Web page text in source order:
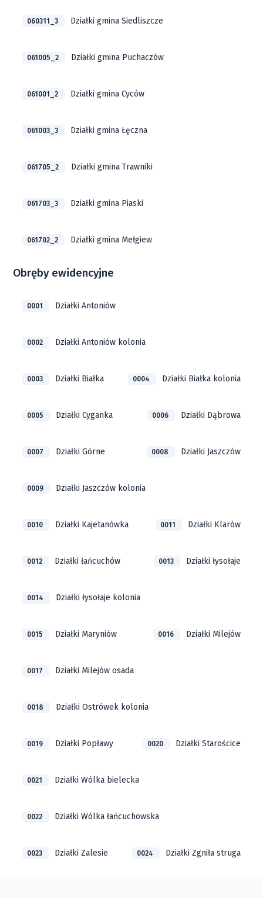
060311_3 Działki gmina Siedliszcze
061005_2 Działki gmina Puchaczów
061001_2 Działki gmina Cyców
061003_3 Działki gmina Łęczna
061705_2 Działki gmina Trawniki
061703_3 Działki gmina Piaski
061702_2 Działki gmina Mełgiew
Obręby ewidencyjne
0001 Działki Antoniów
0002 Działki Antoniów kolonia
0003 Działki Białka 0004 Działki Białka kolonia
0005 Działki Cyganka 0006 Działki Dąbrowa
0007 Działki Górne 0008 Działki Jaszczów
0009 Działki Jaszczów kolonia
0010 Działki Kajetanówka 0011 Działki Klarów
0012 Działki łańcuchów 0013 Działki łysołaje
0014 Działki łysołaje kolonia
0015 Działki Maryniów 0016 Działki Milejów
0017 Działki Milejów osada
0018 Działki Ostrówek kolonia
0019 Działki Popławy 0020 Działki Starościce
0021 Działki Wólka bielecka
0022 Działki Wólka łańcuchowska
0023 Działki Zalesie 0024 Działki Zgniła struga